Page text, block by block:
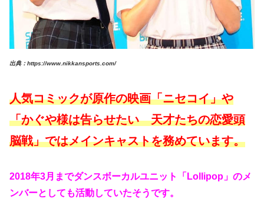
出典：https://www.nikkansports.com/
人気コミックが原作の映画「ニセコイ」や
「かぐや様は告らせたい 天才たちの恋愛頭
脳戦」ではメインキャストを務めています。
2018年3月までダンスボーカルユニット「Lollipop」のメ
ンバーとしても活動していたそうです。